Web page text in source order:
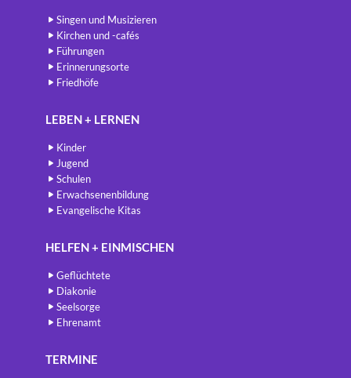
Singen und Musizieren
Kirchen und -cafés
Führungen
Erinnerungsorte
Friedhöfe
LEBEN + LERNEN
Kinder
Jugend
Schulen
Erwachsenenbildung
Evangelische Kitas
HELFEN + EINMISCHEN
Geflüchtete
Diakonie
Seelsorge
Ehrenamt
TERMINE